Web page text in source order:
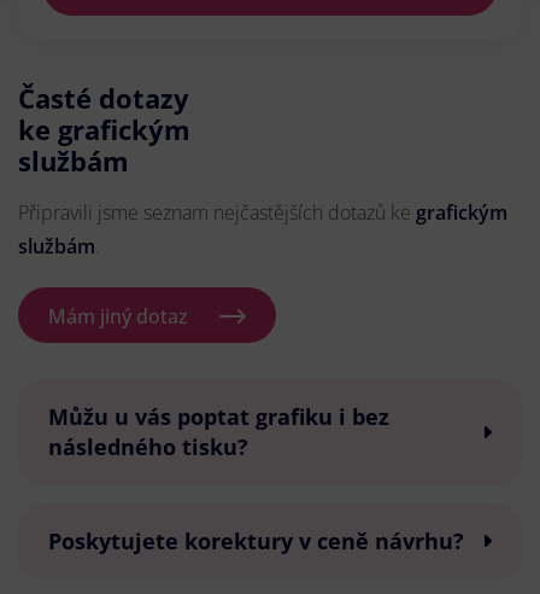
Časté dotazy
ke grafickým
službám
Připravili jsme seznam nejčastějších dotazů ke grafickým
službám.
Mám jiný dotaz
Můžu u vás poptat grafiku i bez
následného tisku?
Poskytujete korektury v ceně návrhu?